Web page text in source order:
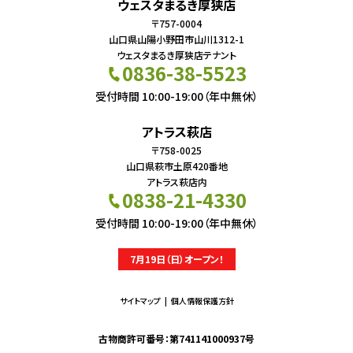
ウェスタまるき厚狭店
〒757-0004
山口県山陽小野田市山川1312-1
ウェスタまるき厚狭店テナント
0836-38-5523
受付時間 10:00-19:00（年中無休）
アトラス萩店
〒758-0025
山口県萩市土原420番地
アトラス萩店内
0838-21-4330
受付時間 10:00-19:00（年中無休）
7月19日（日）オープン！
サイトマップ 個人情報保護方針
古物商許可番号：第741141000937号